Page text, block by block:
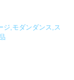
ジ,モダンダンス,ス